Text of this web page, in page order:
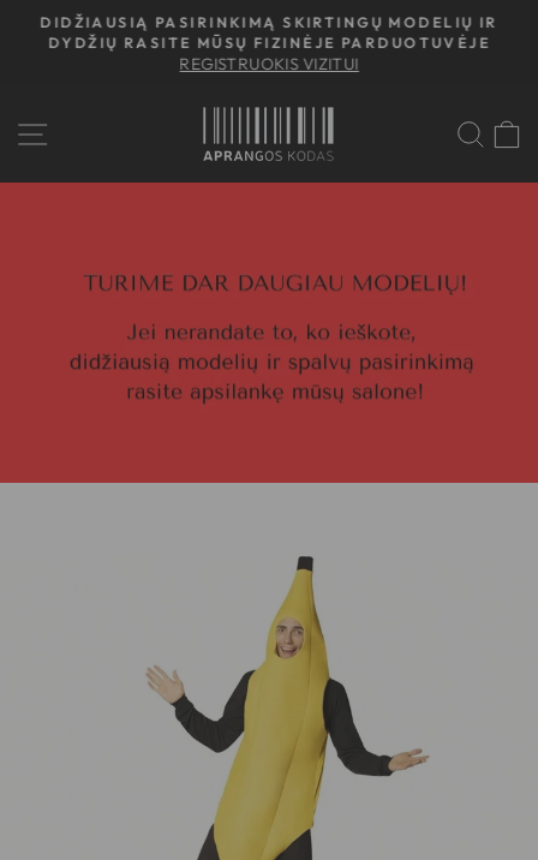
Atidaryti
Stabdyti
peržiūrą
DIDŽIAUSIĄ PASIRINKIMĄ SKIRTINGŲ MODELIŲ IR
DYDŽIŲ RASITE MŪSŲ FIZINĖJE PARDUOTUVĖJE
REGISTRUOKIS VIZITUI